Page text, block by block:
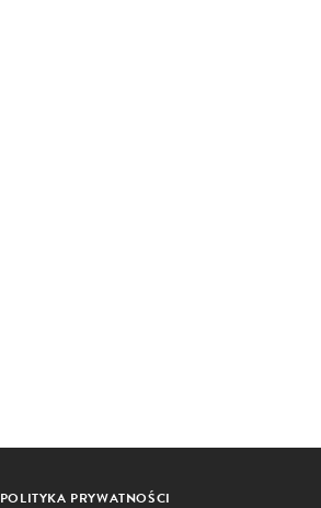
POLITYKA PRYWATNOŚCI